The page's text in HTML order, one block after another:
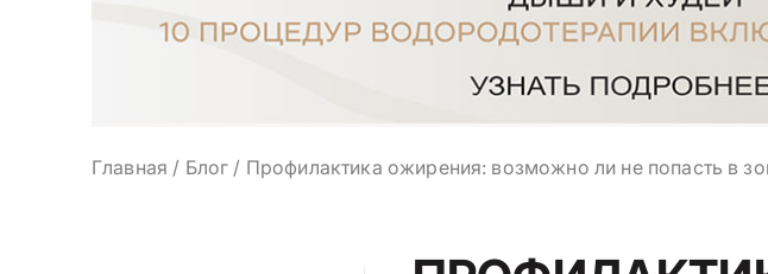
Главная / Блог / Профилактика ожирения: возможно ли не попасть в